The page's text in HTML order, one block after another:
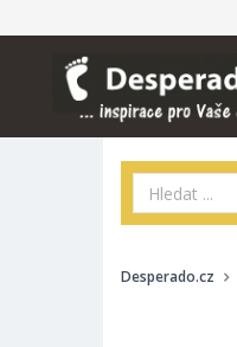
Desperado.cz